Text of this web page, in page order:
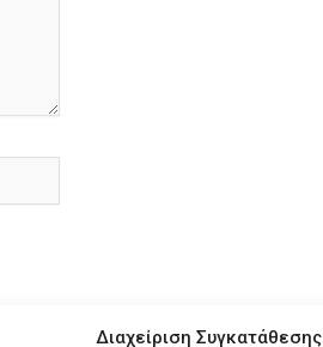
Διαχείριση Συγκατάθεσης